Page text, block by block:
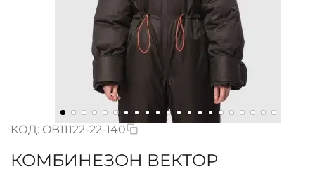
КОД: OB11122-22-140
КОМБИНЕЗОН ВЕКТОР